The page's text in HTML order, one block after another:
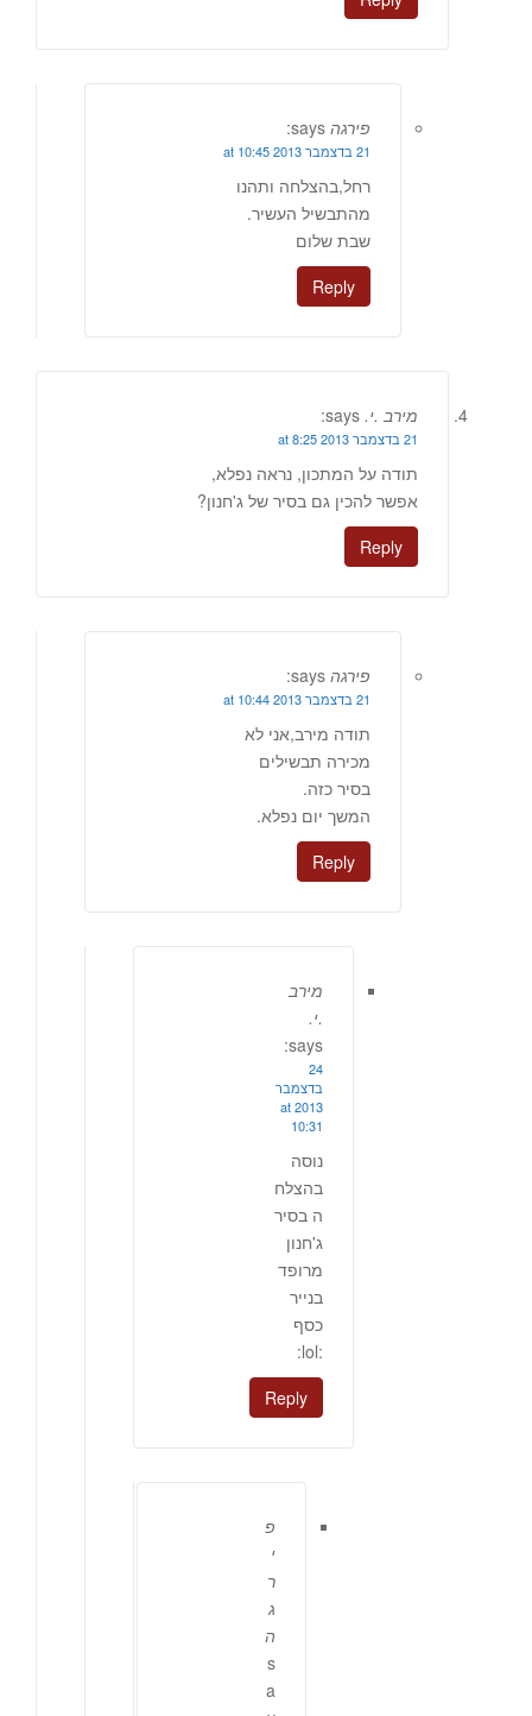
פירגה says:
21 בדצמבר 2013 at 10:45
רחל,בהצלחה ותהנו
מהתבשיל העשיר.
שבת שלום
Reply
מירב .י. says:
21 בדצמבר 2013 at 8:25
תודה על המתכון, נראה נפלא,
אפשר להכין גם בסיר של ג'חנון?
Reply
פירגה says:
21 בדצמבר 2013 at 10:44
תודה מירב,אני לא
מכירה תבשילים
בסיר כזה.
המשך יום נפלא.
Reply
מירב
.י.
says:
24
בדצמבר
2013 at
10:31
נוסה
בהצלח
ה בסיר
ג'חנון
מרופד
בנייר
כסף
:lol:
Reply
פ
י
ר
ג
ה
s
a